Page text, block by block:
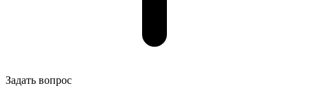
Задать вопрос